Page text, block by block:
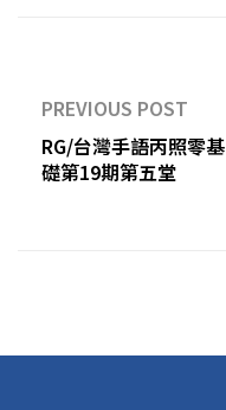
PREVIOUS POST
RG/台灣手語丙照零基
礎第19期第五堂